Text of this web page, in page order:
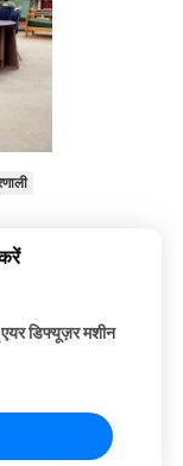
डिफ्यूज़र मशीन